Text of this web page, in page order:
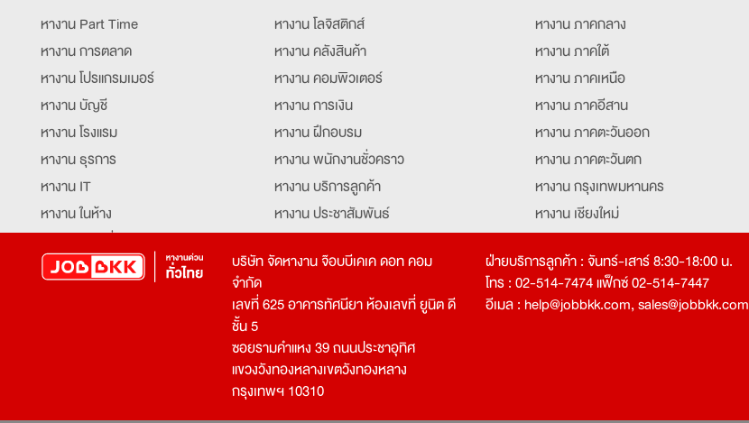
หางาน Part Time
หางาน การตลาด
หางาน โปรแกรมเมอร์
หางาน บัญชี
หางาน โรงแรม
หางาน ธุรการ
หางาน IT
หางาน ในห้าง
หางาน จัดซื้อ
หางาน เจ้าหน้าที่รักษาความปลอดภัย
หางาน โลจิสติกส์
หางาน คลังสินค้า
หางาน คอมพิวเตอร์
หางาน การเงิน
หางาน ฝึกอบรม
หางาน พนักงานชั่วคราว
หางาน บริการลูกค้า
หางาน ประชาสัมพันธ์
หางาน ประสานงาน
หางาน จองตั๋ว
หางาน กุ๊ก
หางาน นักศึกษาฝึกงาน
หางาน Mobile Application
หางาน ภาคกลาง
หางาน ภาคใต้
หางาน ภาคเหนือ
หางาน ภาคอีสาน
หางาน ภาคตะวันออก
หางาน ภาคตะวันตก
หางาน กรุงเทพมหานคร
หางาน เชียงใหม่
บริษัท จัดหางาน จ๊อบบีเคเค ดอท คอม
จำกัด
เลขที่ 625 อาคารทัศนียา ห้องเลขที่ ยูนิต ดี
ชั้น 5
ซอยรามคำแหง 39 ถนนประชาอุทิศ
แขวงวังทองหลางเขตวังทองหลาง
กรุงเทพฯ 10310
ฝ่ายบริการลูกค้า : จันทร์-เสาร์ 8:30-18:00 น.
โทร : 02-514-7474 แฟ็กซ์ 02-514-7447
อีเมล : help@jobbkk.com,sales@jobbkk.com